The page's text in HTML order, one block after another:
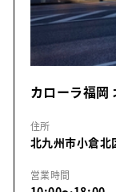
カローラ福岡
住所
北九州市小倉
営業時間